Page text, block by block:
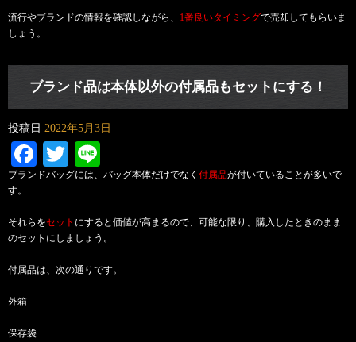
流行やブランドの情報を確認しながら、 1番良いタイミングで売却してもらいま
しょう。
ブランド品は本体以外の付属品もセットにする！
投稿日 2022年5月3日
Facebook
Twitter
ブランドバッグには、バッグ本体だけでなく 付属品が付いていることが多いで
す。
それらをセット にすると価値が高まるので、 可能な限り、購入したときのまま
のセットにしましょう。
付属品は、次の通りです。
外箱
保存袋